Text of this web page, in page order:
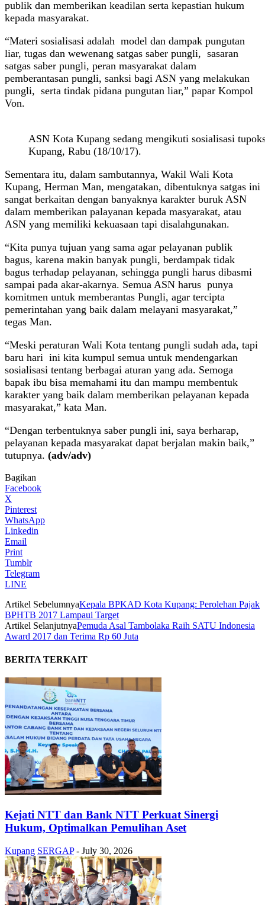
publik dan memberikan keadilan serta kepastian hukum
kepada masyarakat.
“Materi sosialisasi adalah model dan dampak pungutan
liar, tugas dan wewenang satgas saber pungli, sasaran
satgas saber pungli, peran masyarakat dalam
pemberantasan pungli, sanksi bagi ASN yang melakukan
pungli, serta tindak pidana pungutan liar,” papar Kompol
Von.
ASN Kota Kupang sedang mengikuti sosialisasi
Kupang, Rabu (18/10/17).
Sementara itu, dalam sambutannya, Wakil Wali Kota
Kupang, Herman Man, mengatakan, dibentuknya satgas ini
sangat berkaitan dengan banyaknya karakter buruk ASN
dalam memberikan palayanan kepada masyarakat, atau
ASN yang memiliki kekuasaan tapi disalahgunakan.
“Kita punya tujuan yang sama agar pelayanan publik
bagus, karena makin banyak pungli, berdampak tidak
bagus terhadap pelayanan, sehingga pungli harus dibasmi
sampai pada akar-akarnya. Semua ASN harus punya
komitmen untuk memberantas Pungli, agar tercipta
pemerintahan yang baik dalam melayani masyarakat,”
tegas Man.
“Meski peraturan Wali Kota tentang pungli sudah ada, tapi
baru hari ini kita kumpul semua untuk mendengarkan
sosialisasi tentang berbagai aturan yang ada. Semoga
bapak ibu bisa memahami itu dan mampu membentuk
karakter yang baik dalam memberikan pelayanan kepada
masyarakat,” kata Man.
“Dengan terbentuknya saber pungli ini, saya berharap,
pelayanan kepada masyarakat dapat berjalan makin baik,”
tutupnya. (adv/adv)
Bagikan
Facebook
X
Pinterest
WhatsApp
Linkedin
Email
Print
Tumblr
Telegram
LINE
Artikel SebelumnyaKepala BPKAD Kota Kupang: Perolehan Pajak
BPHTB 2017 Lampaui Target
Artikel SelanjutnyaPemuda Asal Tambolaka Raih SATU Indonesia
Award 2017 dan Terima Rp 60 Juta
BERITA TERKAIT
Kejati NTT dan Bank NTT Perkuat Sinergi
Hukum, Optimalkan Pemulihan Aset
Kupang SERGAP - July 30, 2026